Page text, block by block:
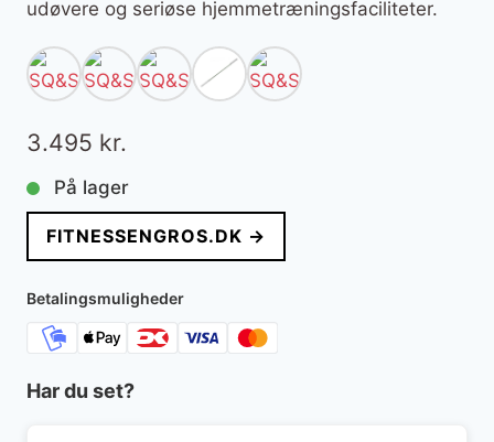
udøvere og seriøse hjemmetræningsfaciliteter.
3.495 kr.
På lager
FITNESSENGROS.DK →
Betalingsmuligheder
Har du set?